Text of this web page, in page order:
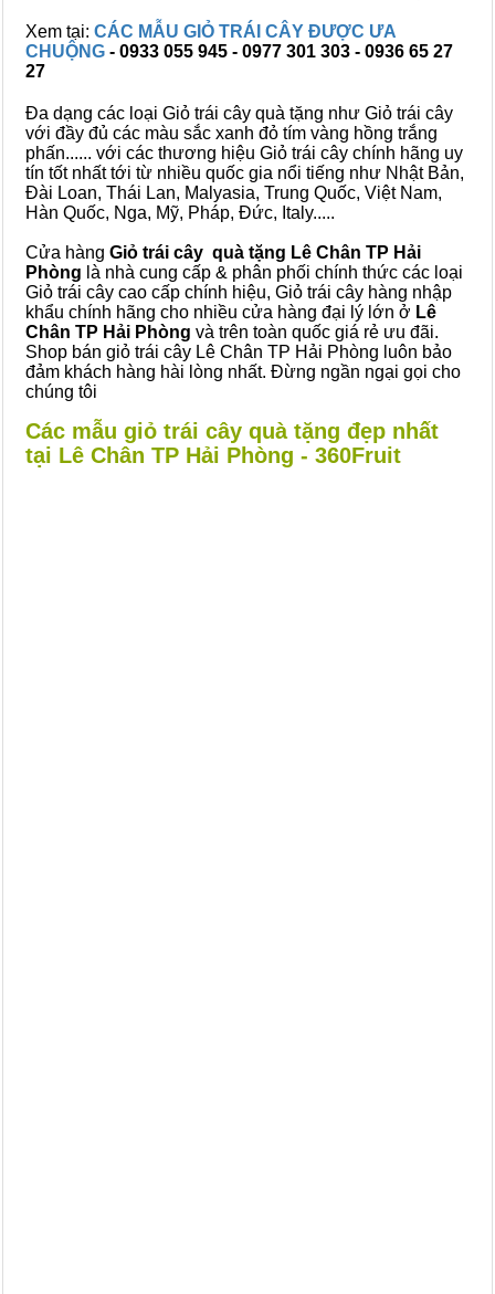
Xem tại: CÁC MẪU GIỎ TRÁI CÂY ĐƯỢC ƯA
CHUỘNG - 0933 055 945 - 0977 301 303 - 0936 65 27
27
Đa dạng các loại Giỏ trái cây quà tặng như Giỏ trái cây
với đầy đủ các màu sắc xanh đỏ tím vàng hồng trắng
phấn...... với các thương hiệu Giỏ trái cây chính hãng uy
tín tốt nhất tới từ nhiều quốc gia nổi tiếng như Nhật Bản,
Đài Loan, Thái Lan, Malyasia, Trung Quốc, Việt Nam,
Hàn Quốc, Nga, Mỹ, Pháp, Đức, Italy.....
Cửa hàng Giỏ trái cây quà tặng Lê Chân TP Hải
Phòng là nhà cung cấp & phân phối chính thức các loại
Giỏ trái cây cao cấp chính hiệu, Giỏ trái cây hàng nhập
khẩu chính hãng cho nhiều cửa hàng đại lý lớn ở Lê
Chân TP Hải Phòng và trên toàn quốc giá rẻ ưu đãi.
Shop bán giỏ trái cây Lê Chân TP Hải Phòng luôn bảo
đảm khách hàng hài lòng nhất. Đừng ngần ngại gọi cho
chúng tôi
Các mẫu giỏ trái cây quà tặng đẹp nhất
tại Lê Chân TP Hải Phòng - 360Fruit